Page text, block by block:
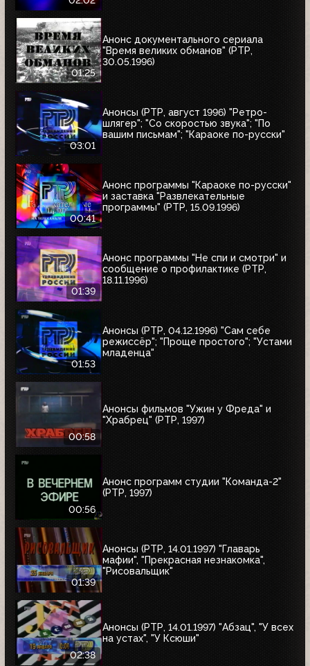
01:25
Анонс документального сериала
"Время великих обманов" (РТР,
30.05.1996)
03:01
Анонсы (РТР, август 1996) "Ретро-
шлягер"; "Со скоростью звука"; "По
вашим письмам"; "Караоке по-русски"
00:41
Анонс программы "Караоке по-русски"
и заставка "Развлекательные
программы" (РТР, 15.09.1996)
01:39
Анонс программы "Не спи и смотри" и
сообщение о профилактике (РТР,
18.11.1996)
01:53
Анонсы (РТР, 04.12.1996) "Сам себе
режиссёр"; "Проще простого"; "Устами
младенца"
00:58
Анонсы фильмов "Ужин у Фреда" и
"Храбрец" (РТР, 1997)
00:56
Анонс программ студии "Команда-2"
(РТР, 1997)
01:39
Анонсы (РТР, 14.01.1997) "Главарь
мафии", "Прекрасная незнакомка",
"Рисовальщик"
02:38
Анонсы (РТР, 14.01.1997) "Абзац", "У всех
на устах", "У Ксюши"